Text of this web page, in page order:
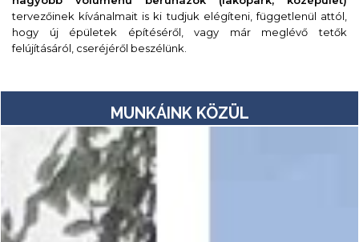
tervezőinek kívánalmait is ki tudjuk elégíteni, függetlenül attól,
hogy új épületek építéséről, vagy már meglévő tetők
felújításáról, cseréjéről beszélünk.
MUNKÁINK KÖZÜL